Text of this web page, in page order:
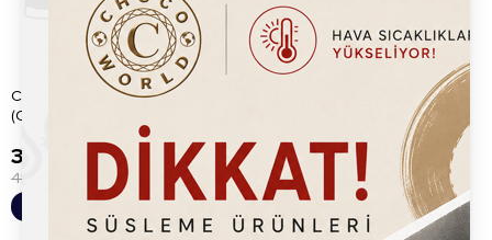
Chocoworld Hindistan Cevizi
(Coconut) Meyve Püre 1150gr
%14
389.20 TL
450.00
Sepete Ekle
Chocoworld Karadut (Black
Mulberry) Meyve Püre 1150gr
565.20 TL
Sepete Ekle